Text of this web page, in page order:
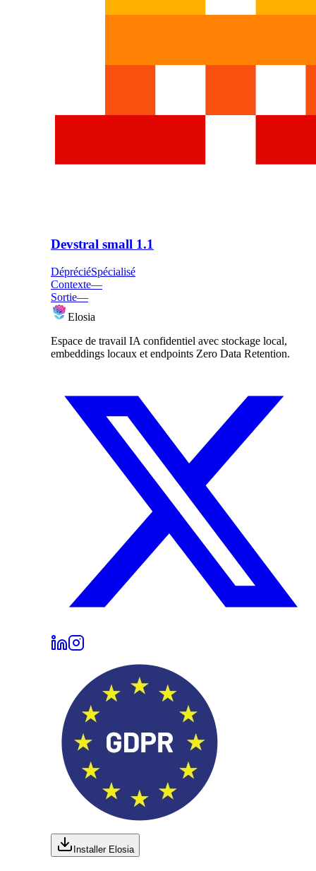
Devstral small 1.1
DépréciéSpécialisé
Contexte—
Sortie—
Elosia
Espace de travail IA confidentiel avec stockage local,
embeddings locaux et endpoints Zero Data Retention.
Installer Elosia